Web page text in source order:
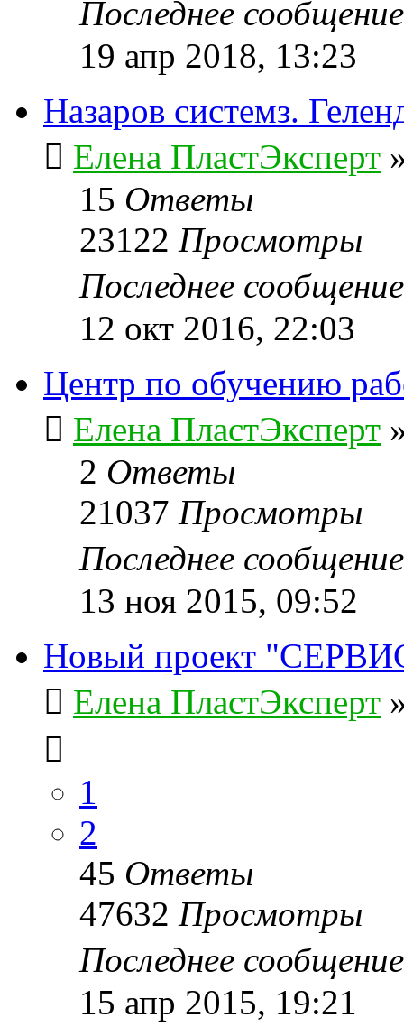
Последнее
19 апр 2018, 13:23
Назаров системз.
Елена ПластЭксперт
15 Ответы
23122 Просмотры
Последнее
12 окт 2016, 22:03
Центр по обучению
Елена ПластЭксперт
2 Ответы
21037 Просмотры
Последнее
13 ноя 2015, 09:52
Новый проект
Елена ПластЭксперт
1
2
45 Ответы
47632 Просмотры
Последнее
15 апр 2015, 19:21